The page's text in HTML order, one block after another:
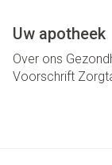
Uw apotheek
Over ons
Voorschrift